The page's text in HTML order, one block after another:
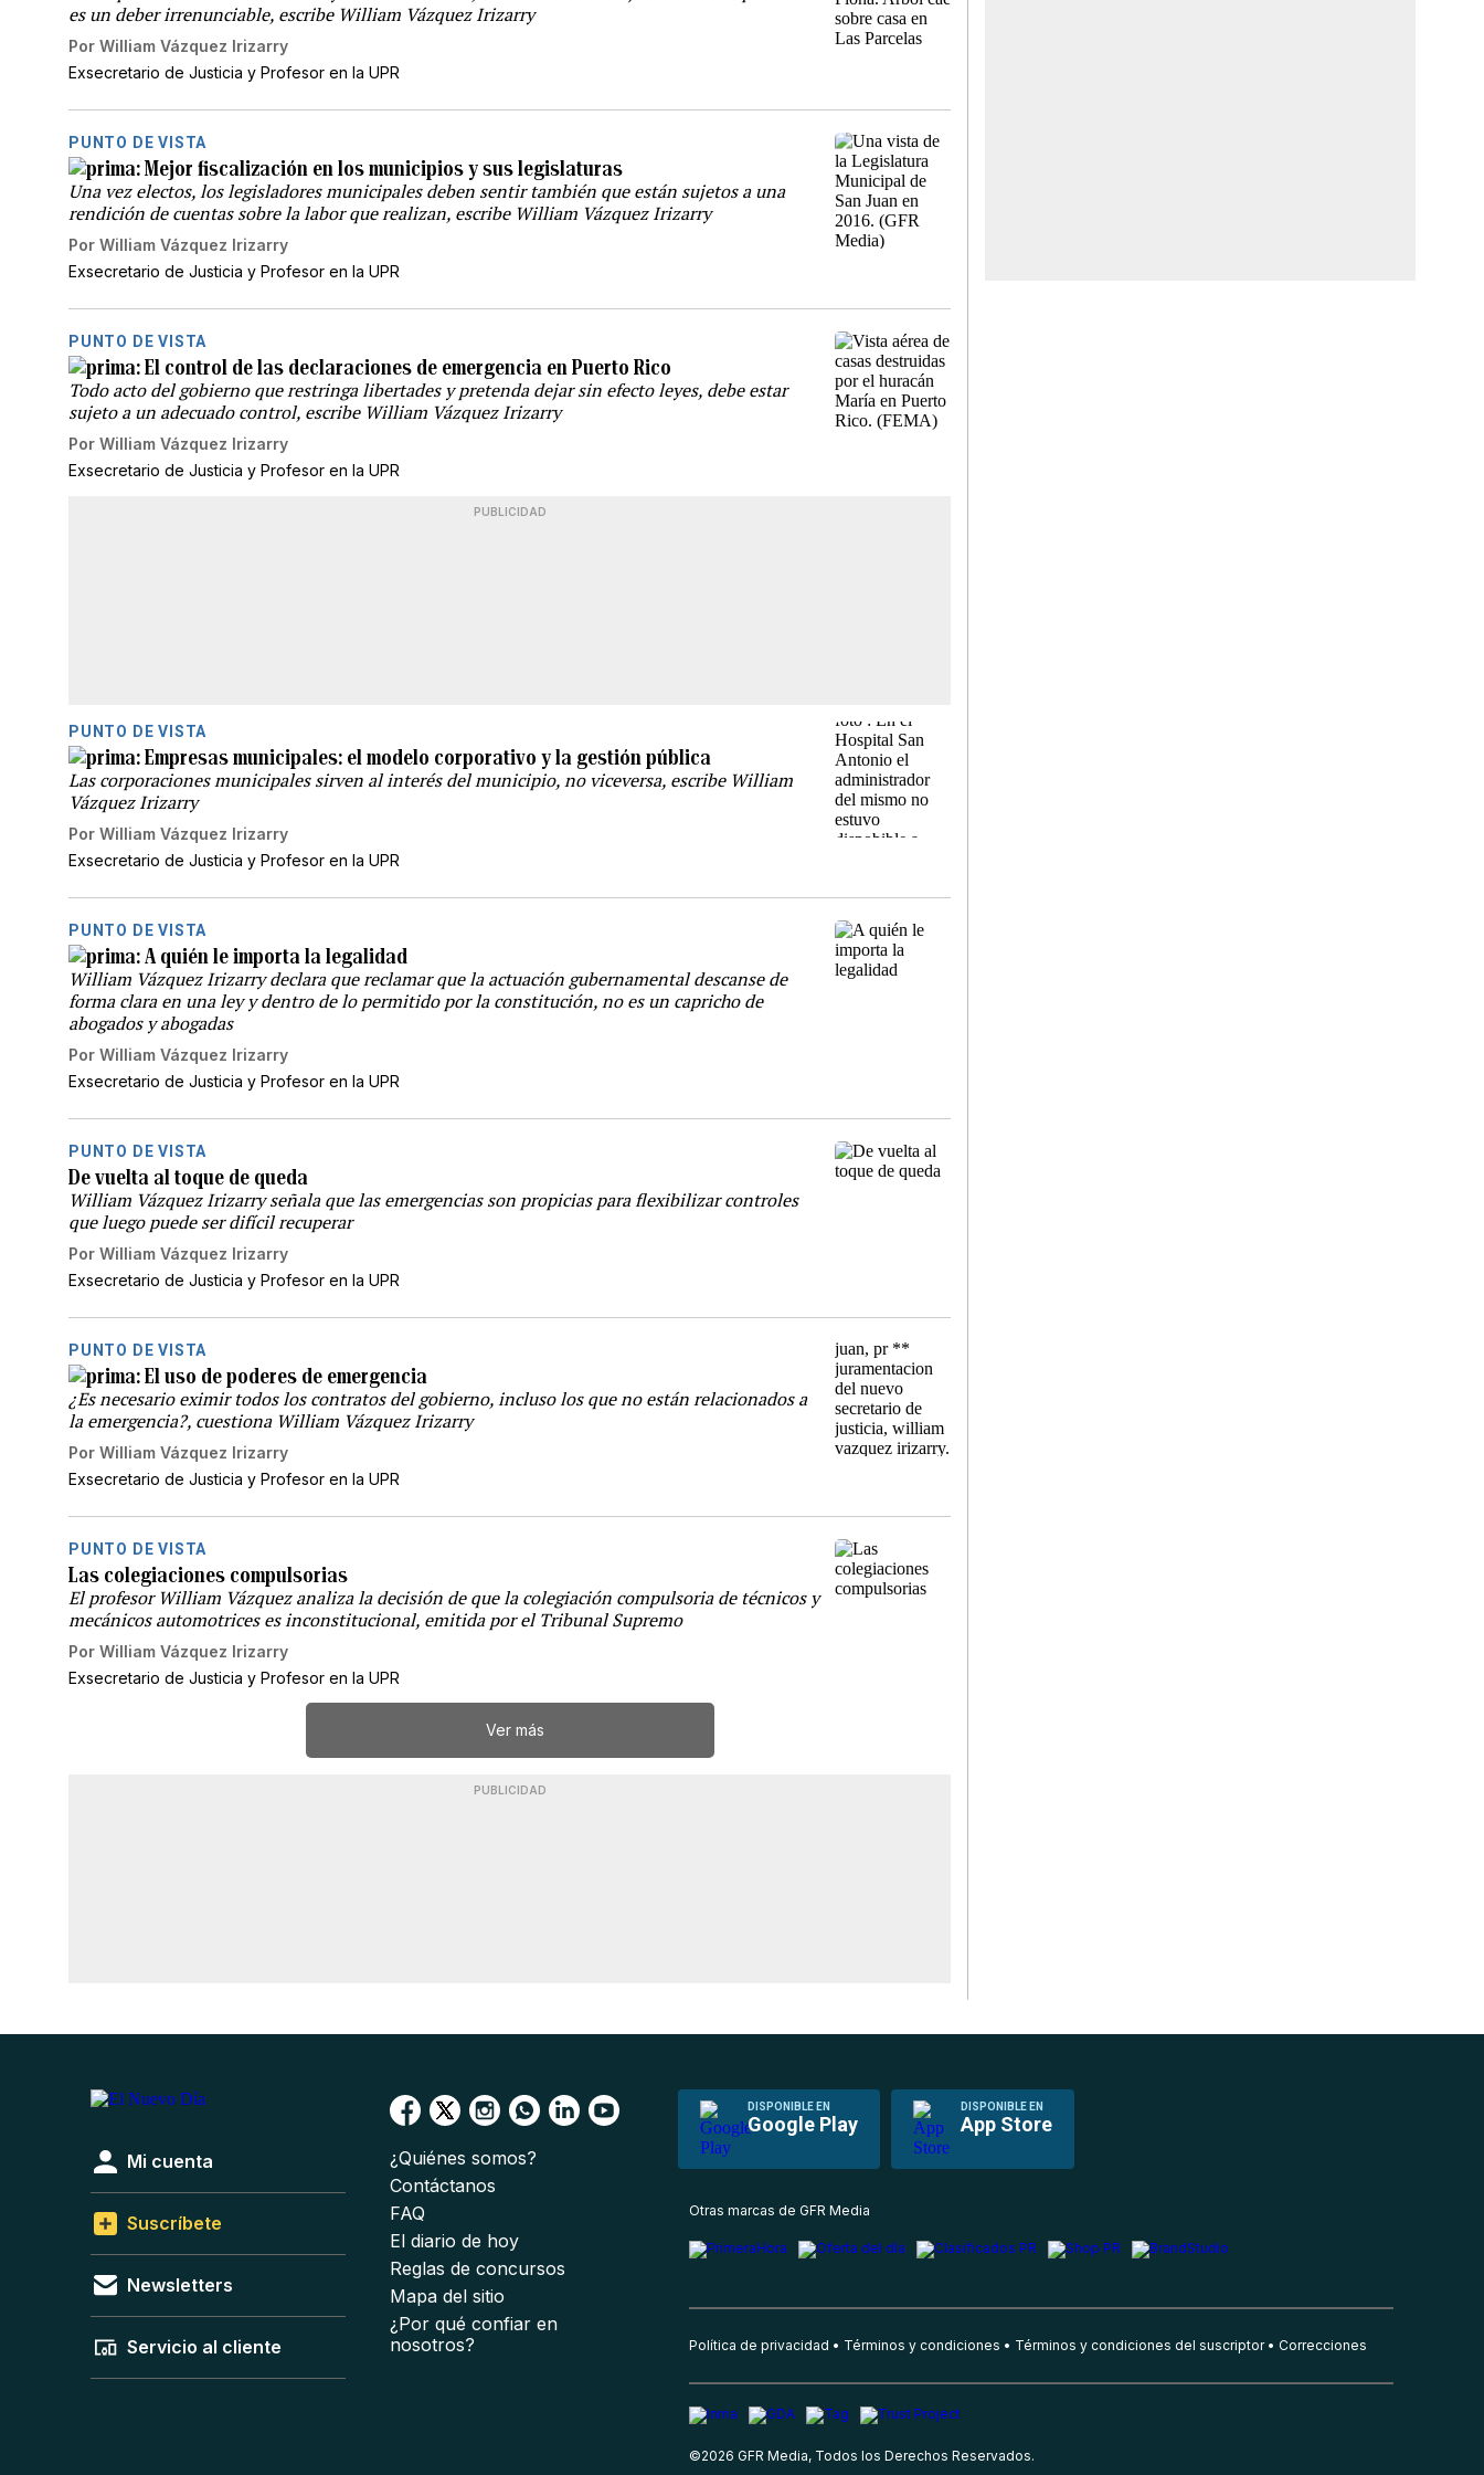
es un deber irrenunciable, escribe William Vázquez Irizarry
Por William Vázquez Irizarry
Exsecretario de Justicia y Profesor en la UPR
PUNTO DE VISTA
Mejor fiscalización en los municipios y sus legislaturas
Una vez electos, los legisladores municipales deben sentir también que están sujetos a una
rendición de cuentas sobre la labor que realizan, escribe William Vázquez Irizarry
Por William Vázquez Irizarry
Exsecretario de Justicia y Profesor en la UPR
PUNTO DE VISTA
El control de las declaraciones de emergencia en Puerto Rico
Todo acto del gobierno que restringa libertades y pretenda dejar sin efecto leyes, debe estar
sujeto a un adecuado control, escribe William Vázquez Irizarry
Por William Vázquez Irizarry
Exsecretario de Justicia y Profesor en la UPR
PUBLICIDAD
PUNTO DE VISTA
Empresas municipales: el modelo corporativo y la gestión pública
Las corporaciones municipales sirven al interés del municipio, no viceversa, escribe William
Vázquez Irizarry
Por William Vázquez Irizarry
Exsecretario de Justicia y Profesor en la UPR
PUNTO DE VISTA
A quién le importa la legalidad
William Vázquez Irizarry declara que reclamar que la actuación gubernamental descanse de
forma clara en una ley y dentro de lo permitido por la constitución, no es un capricho de
abogados y abogadas
Por William Vázquez Irizarry
Exsecretario de Justicia y Profesor en la UPR
PUNTO DE VISTA
De vuelta al toque de queda
William Vázquez Irizarry señala que las emergencias son propicias para flexibilizar controles
que luego puede ser difícil recuperar
Por William Vázquez Irizarry
Exsecretario de Justicia y Profesor en la UPR
PUNTO DE VISTA
El uso de poderes de emergencia
¿Es necesario eximir todos los contratos del gobierno, incluso los que no están relacionados a
la emergencia?, cuestiona William Vázquez Irizarry
Por William Vázquez Irizarry
Exsecretario de Justicia y Profesor en la UPR
PUNTO DE VISTA
Las colegiaciones compulsorias
El profesor William Vázquez analiza la decisión de que la colegiación compulsoria de técnicos y
mecánicos automotrices es inconstitucional, emitida por el Tribunal Supremo
Por William Vázquez Irizarry
Exsecretario de Justicia y Profesor en la UPR
Ver más
PUBLICIDAD
DISPONIBLE EN
Google Play
DISPONIBLE EN
App Store
Mi cuenta
Suscríbete
Newsletters
Servicio al cliente
¿Quiénes somos?
Contáctanos
FAQ
El diario de hoy
Reglas de concursos
Mapa del sitio
¿Por qué confiar en
nosotros?
Otras marcas de GFR Media
Política de privacidad Términos y condiciones Términos y condiciones del suscriptor Correcciones
©2026 GFR Media, Todos los Derechos Reservados.